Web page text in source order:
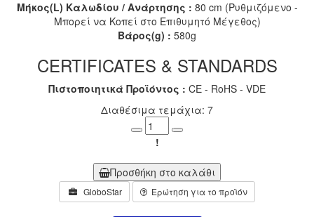
Μήκος(L) Καλωδίου / Ανάρτησης : 80 cm (Ρυθμιζόμενο -
Μπορεί να Κοπεί στο Επιθυμητό Μέγεθος)
Βάρος(g) : 580g
CERTIFICATES & STANDARDS
Πιστοποιητικά Προϊόντος : CE - RoHS - VDE
Διαθέσιμα τεμάχια: 7
Minus
Plus
!
Προσθήκη στο καλάθι
GloboStar Ερώτηση για το προϊόν